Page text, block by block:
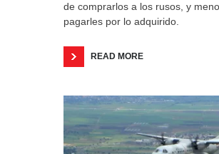
de comprarlos a los rusos, y
pagarles por lo adquirido.
READ MORE